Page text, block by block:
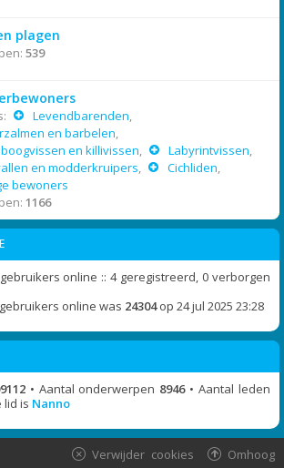
plagen
539
Levendbarenden,
en barbelen,
en killivissen, Labyrintvissen,
en modderkruipers, Cichliden,
bewoners
1166
gebruikers online :: 4 geregistreerd, 0 verborgen
online was 24304op 24 jul 2025 23:28
• Aantal onderwerpen 8946• Aantal leden
lid is Nanno
Omhoog
Verwijder cookies